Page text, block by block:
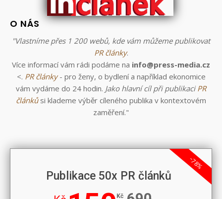
O NÁS
"Vlastníme přes 1 200 webů, kde vám můžeme publikovat
PR články.
Více informací vám rádi podáme na info@press-media.cz
<. PR články- pro ženy, o bydlení a například ekonomice
vám vydáme do 24 hodin. Jako hlavní cíl při publikaci PR
článkůsi klademe výběr cíleného publika v kontextovém
zaměření."
-78%
Publikace 50x PR článků
Kč